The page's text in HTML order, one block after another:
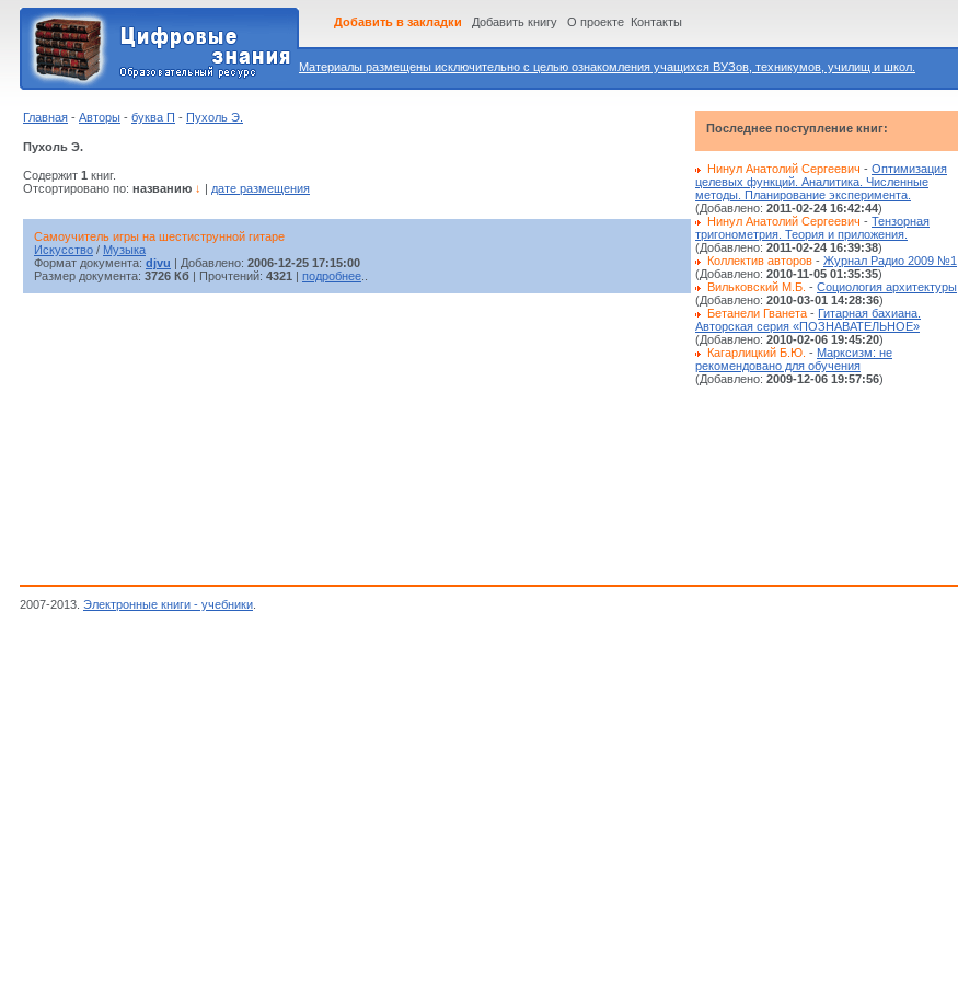
Материалы размещены исключительно с целью ознакомления учащихся ВУЗов, техникумов, училищ и школ.
Добавить в закладки Добавить книгу О проекте Контакты
Главная - Авторы - буква П - Пухоль Э.
Пухоль Э.
Содержит 1 книг.
Отсортировано по: названию ↓ дате размещения
Самоучитель игры на шестиструнной гитаре
Искусство / Музыка
Формат документа: djvu | Добавлено: 2006-12-25 17:15:00
Размер документа: 3726 Кб | Прочтений: 4321 подробнее
Последнее поступление книг:
Нинул Анатолий Сергеевич - Оптимизация
целевых функций. Аналитика. Численные
методы. Планирование эксперимента.
(Добавлено: 2011-02-24 16:42:44)
Нинул Анатолий Сергеевич - Тензорная
тригонометрия. Теория и приложения.
(Добавлено: 2011-02-24 16:39:38)
Коллектив авторов - Журнал Радио 2009 №1
(Добавлено: 2010-11-05 01:35:35)
Вильковский М.Б. - Социология архитектуры
(Добавлено: 2010-03-01 14:28:36)
Бетанели Гванета - Гитарная бахиана.
Авторская серия «ПОЗНАВАТЕЛЬНОЕ»
(Добавлено: 2010-02-06 19:45:20)
Кагарлицкий Б.Ю. - Марксизм: не
рекомендовано для обучения
(Добавлено: 2009-12-06 19:57:56)
2007-2013. Электронные книги - учебники